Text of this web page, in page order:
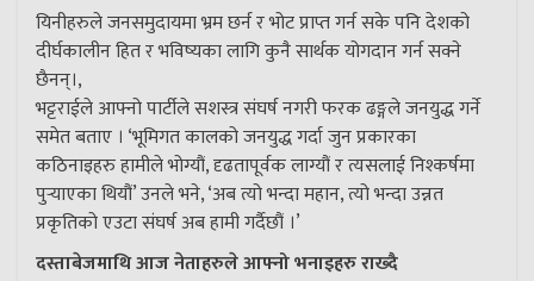
यिनीहरुले जनसमुदायमा भ्रम छर्न र भोट प्राप्त गर्न सके पनि देशको
दीर्घकालीन हित र भविष्यका लागि कुनै सार्थक योगदान गर्न सक्ने
छैनन्।,
भट्टराईले आफ्नो पार्टीले सशस्त्र संघर्ष नगरी फरक ढङ्गले जनयुद्ध गर्ने
समेत बताए । ‘भूमिगत कालको जनयुद्ध गर्दा जुन प्रकारका
कठिनाइहरु हामीले भोग्यौं, दृढतापूर्वक लाग्यौं र त्यसलाई निश्कर्षमा
पुर्‍याएका थियौं’ उनले भने, ‘अब त्यो भन्दा महान, त्यो भन्दा उन्नत
प्रकृतिको एउटा संघर्ष अब हामी गर्दैछौं ।’
दस्ताबेजमाथि आज नेताहरुले आफ्नो भनाइहरु राख्दै